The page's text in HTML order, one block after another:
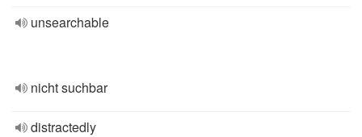
unsearchable
nicht suchbar
distractedly